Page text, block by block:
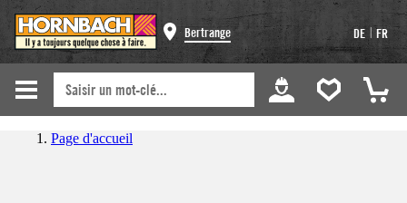
Bertrange DE | FR
Page d'accueil